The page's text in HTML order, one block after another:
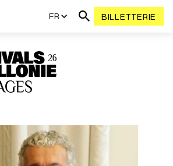
FR BILLETTERIE